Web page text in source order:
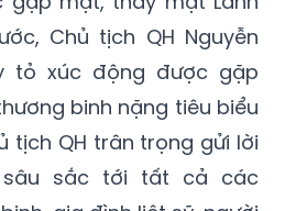
tỏ xúc động được gặp
binh nặng tiêu biểu
tịch QH trân trọng gửi lời
sắc tới tất cả các
gia đình liệt sỹ, người
trong cả nước; chúc